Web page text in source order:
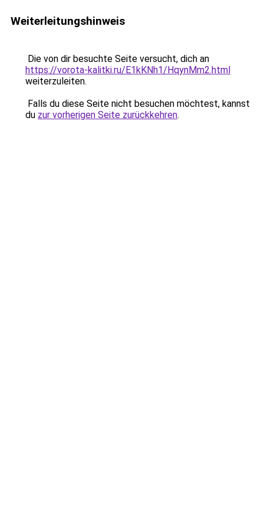
Weiterleitungshinweis
Die von dir besuchte Seite versucht, dich an
https://vorota-kalitki.ru/E1kKNh1/HqynMm2.html
weiterzuleiten.
Falls du diese Seite nicht besuchen möchtest, kannst
du zur vorherigen Seite zurückkehren.